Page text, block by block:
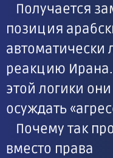
Получается
позиция
автоматически
реакцию
этой логики
осуждать
Почему так
вместо права